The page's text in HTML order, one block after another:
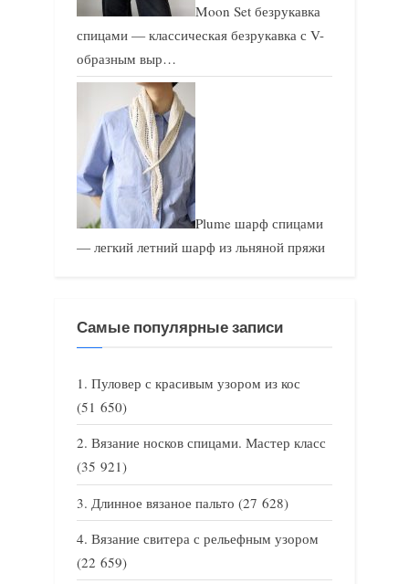
Moon Set безрукавка
спицами — классическая безрукавка с V-
образным выр…
Plume шарф спицами
— легкий летний шарф из льняной пряжи
Самые популярные записи
Пуловер с красивым узором из кос
(51 650)
Вязание носков спицами. Мастер класс
(35 921)
Длинное вязаное пальто (27 628)
Вязание свитера с рельефным узором
(22 659)